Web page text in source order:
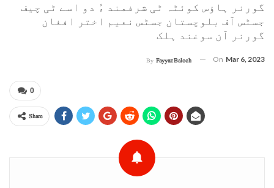
گورنر ہاؤس کوئٹہ ٹی شرفمند ءُ دو اسے ٹی چیف
جسٹس آف بلوچستان جسٹس نعیم اختر افغان
گورنر آن سوغند ہلک
By Fayyaz Baloch On Mar 6, 2023
0
Share